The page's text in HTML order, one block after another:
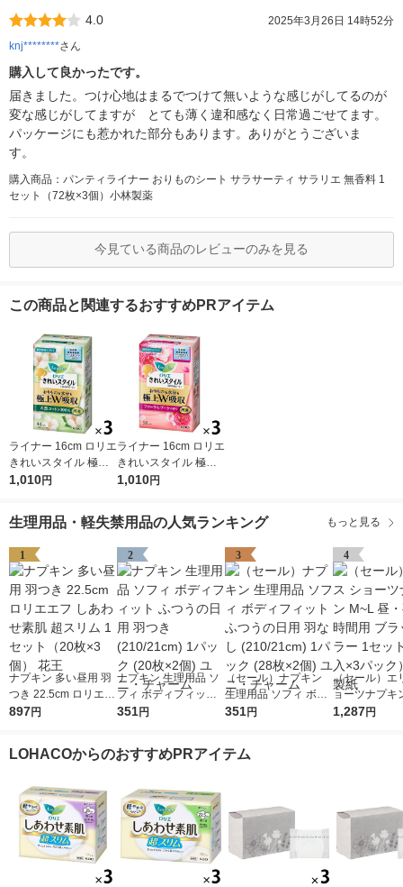
4.0
2025年3月26日 14時52分
knj********さん
購入して良かったです。
届きました。つけ心地はまるでつけて無いような感じがしてるのが
変な感じがしてますが とても薄く違和感なく日常過ごせてます。
パッケージにも惹かれた部分もあります。ありがとうございま
す。
購入商品：パンティライナー おりものシート サラサーティ サラリエ 無香料 1
セット（72枚×3個）小林製薬
今見ている商品のレビューのみを見る
この商品と関連するおすすめPRアイテム
ライナー 16cm ロリエ
きれいスタイル 極上
Ｗ吸収 ロング＆ワイ
3個） 花王
1,010円
ライナー 16cm ロリエ
きれいスタイル 極上
W吸収 ロング＆ワイ
×3個）花王
1,010円
生理用品・軽失禁用品の人気ランキング もっと見る
1
ナプキン 多い昼用 羽
つき 22.5cm ロリエエ
フ しあわせ素肌 超ス
897円
2
ナプキン 生理用品 ソ
フィ ボディフィット
ふつうの日用 羽つき
ャーム
351円
3
（セール）ナプキン
生理用品 ソフィ ボデ
ィフィット ふつうの
個) ユニ・チャーム
351円
4
（セール）エ
ョーツナプキ
昼・夜 長時
1,287円
LOHACOからのおすすめPRアイテム